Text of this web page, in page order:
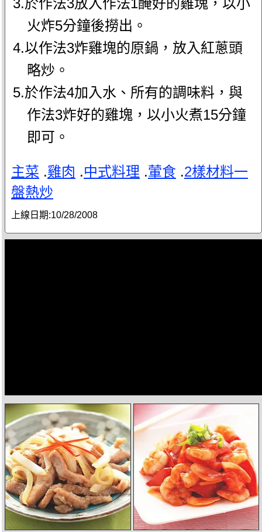
3.於作法3放入作法1醃好的雞塊，以小
火炸5分鐘後撈出。
4.以作法3炸雞塊的原鍋，放入紅蔥頭
略炒。
5.於作法4加入水、所有的調味料，與
作法3炸好的雞塊，以小火煮15分鐘
即可。
主菜 .雞肉 .中式料理 .葷食 .2樣材料一
盤熱炒
上線日期:10/28/2008